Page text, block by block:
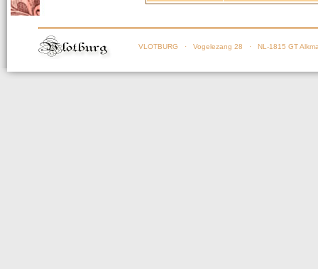
VLOTBURG · Vogelezang 28 · NL-1815 GT